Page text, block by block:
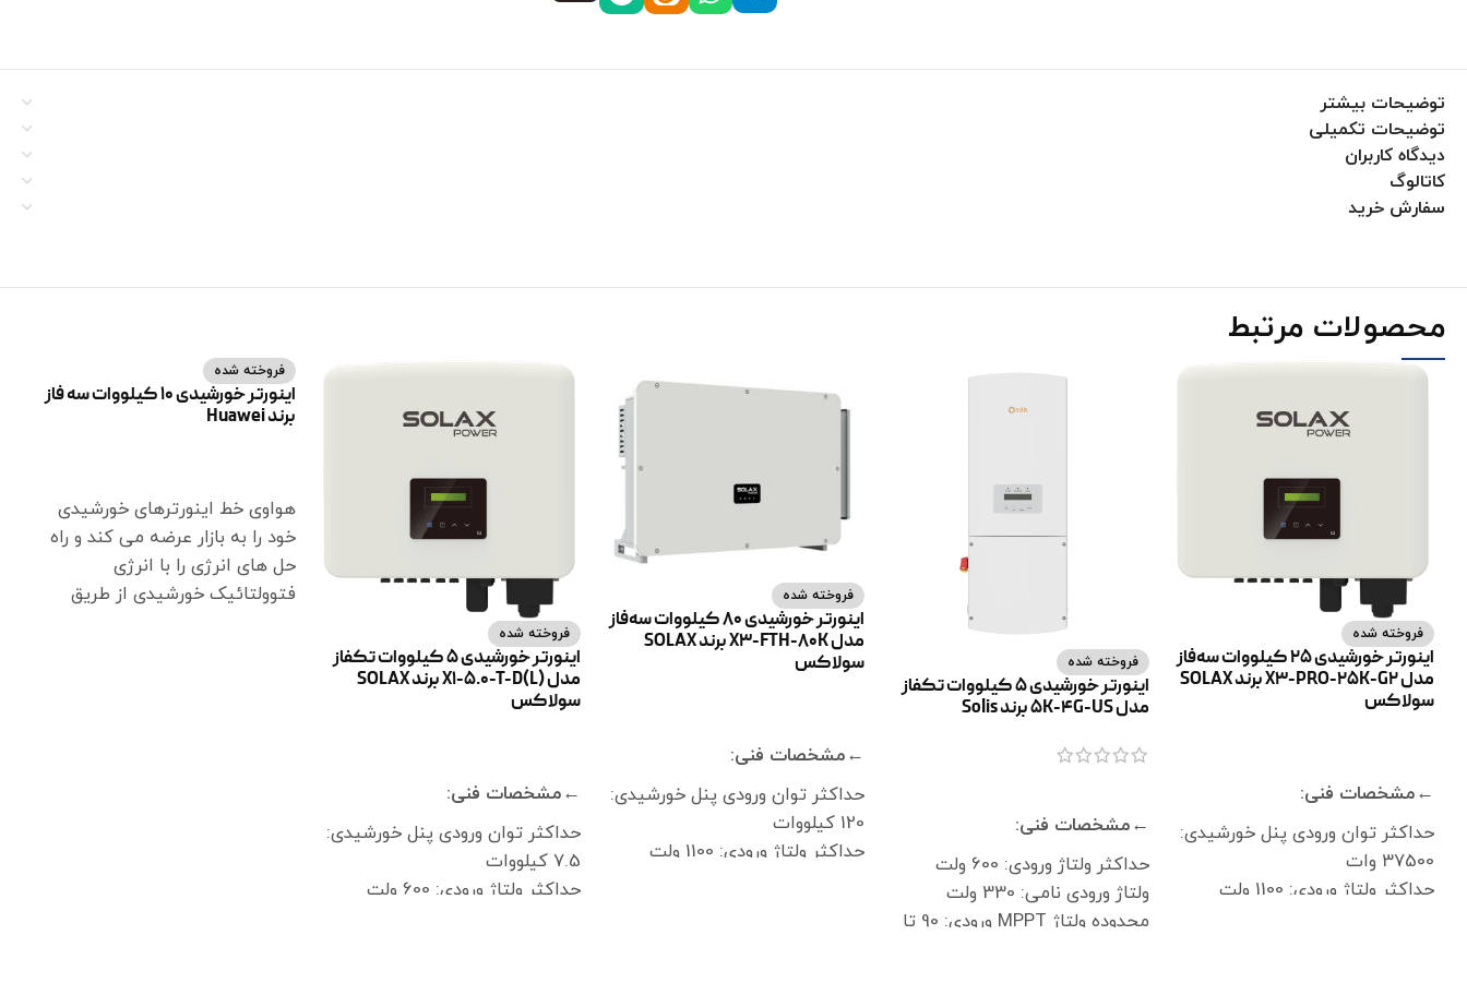
توضیحات بیشتر
توضیحات تکمیلی
دیدگاه کاربران
کاتالوگ
سفارش خرید
محصولات مرتبط
فروخته شده
اینورتر خورشیدی 25 کیلووات سه‌فاز
مدل X3-PRO-25K-G2 برند SOLAX
سولاکس
←مشخصات فنی:
حداکثر توان ورودی پنل خورشیدی:
37500 وات
حداکثر ولتاژ ورودی: 1100 ولت
فروخته شده
اینورتر خورشیدی 5 کیلووات تکفاز
مدل 5K-4G-US برند Solis
←مشخصات فنی:
حداکثر ولتاژ ورودی: 600 ولت
ولتاژ ورودی نامی: 330 ولت
محدوده ولتاژ MPPT ورودی: 90 تا
فروخته شده
اینورتر خورشیدی 80 کیلووات سه‌فاز
مدل X3-FTH-80K برند SOLAX
سولاکس
←مشخصات فنی:
حداکثر توان ورودی پنل خورشیدی:
120 کیلووات
حداکثر ولتاژ ورودی: 1100 ولت
فروخته شده
اینورتر خورشیدی 5 کیلووات تکفاز
مدل X1-5.0-T-D(L) برند SOLAX
سولاکس
←مشخصات فنی:
حداکثر توان ورودی پنل خورشیدی:
7.5 کیلووات
حداکثر ولتاژ ورودی: 600 ولت
فروخته شده
اینورتر خورشیدی 10 کیلووات سه فاز
برند Huawei
هواوی خط اینورترهای خورشیدی
خود را به بازار عرضه می کند و راه
حل های انرژی را با انرژی
فتوولتائیک خورشیدی از طریق